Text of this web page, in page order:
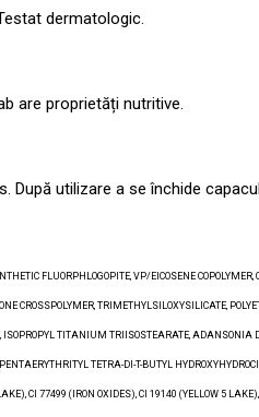
dermatologic.
are proprietăți nutritive.
utilizare a se închide
FLUORPHLOGOPITE, VP/EICOSENE
CROSSPOLYMER, TRIMETHYLSILOXYSILICATE,
TITANIUM TRIISOSTEARATE,
TETRA-DI-T-BUTYL
CI 77499 (IRON OXIDES), CI 19140 (YELLOW 5